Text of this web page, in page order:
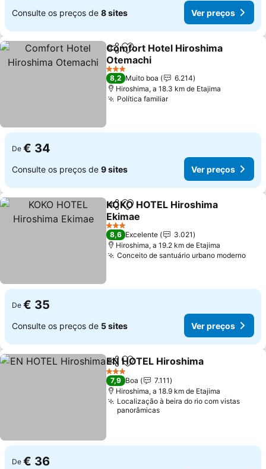
Consulte os preços de 8 sites Ver preços
PartilharAdicionar aos favoritos
Comfort Hotel Hiroshima
Otemachi
3 Estrelas
8,2 Muito boa
6.214
Hiroshima, a 18.3 km de Etajima
Política familiar
De € 34
Consulte os preços de 9 sites Ver preços
PartilharAdicionar aos favoritos
KOKO HOTEL Hiroshima
Ekimae
3 Estrelas
8,6 Excelente
3.021
Hiroshima, a 19.2 km de Etajima
Conceito de santuário urbano moderno
De € 35
Consulte os preços de 5 sites Ver preços
PartilharAdicionar aos favoritos
EN HOTEL Hiroshima
3 Estrelas
7,9 Boa
7.111
Hiroshima, a 18.9 km de Etajima
Localização à beira do rio com vistas
panorâmicas
De € 36